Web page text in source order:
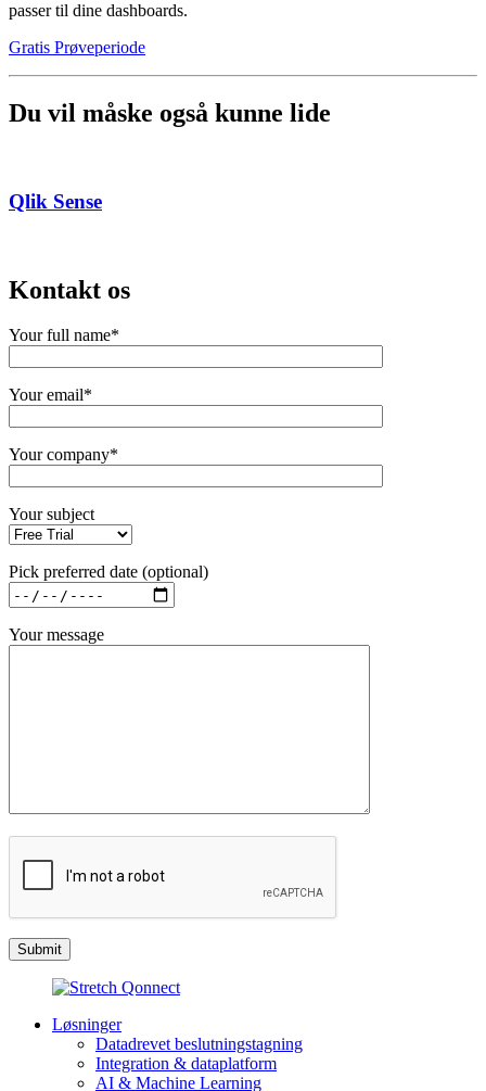
passer til dine dashboards.
Gratis Prøveperiode
Du vil måske også kunne lide
Qlik Sense
Kontakt os
Your full name*
Your email*
Your company*
Your subject
Pick preferred date (optional)
Your message
Løsninger
Datadrevet beslutningstagning
Integration & dataplatform
AI & Machine Learning